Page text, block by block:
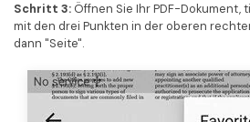
Schritt 3: Öffnen Sie Ihr PDF-Dokument,
mit den drei Punkten in der oberen
dann "Seite".